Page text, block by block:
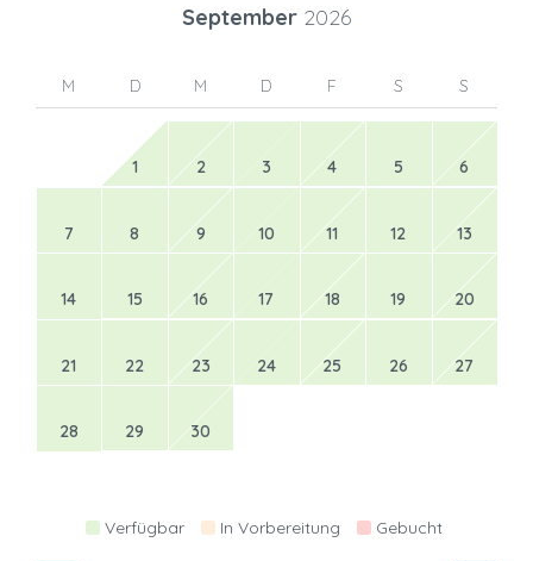
September 2026
M D M D F S S
1 2 3 4 5 6
7 8 9 10 11 12 13
14 15 16 17 18 19 20
21 22 23 24 25 26 27
28 29 30
Verfügbar In Vorbereitung Gebucht